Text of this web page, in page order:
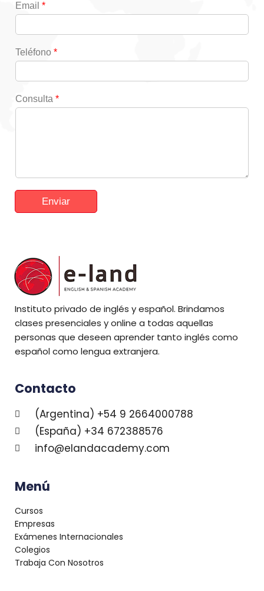
Email *
Teléfono *
Consulta *
Enviar
Instituto privado de inglés y español. Brindamos
clases presenciales y online a todas aquellas
personas que deseen aprender tanto inglés como
español como lengua extranjera.
Contacto
(Argentina) +54 9 2664000788
(España) +34 672388576
info@elandacademy.com
Menú
Cursos
Empresas
Exámenes Internacionales
Colegios
Trabaja Con Nosotros